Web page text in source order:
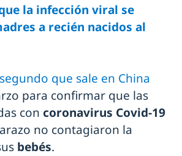
la infección viral se
a recién nacidos al
que sale en China
para confirmar que las
con coronavirus Covid-19
no contagiaron la
bebés.